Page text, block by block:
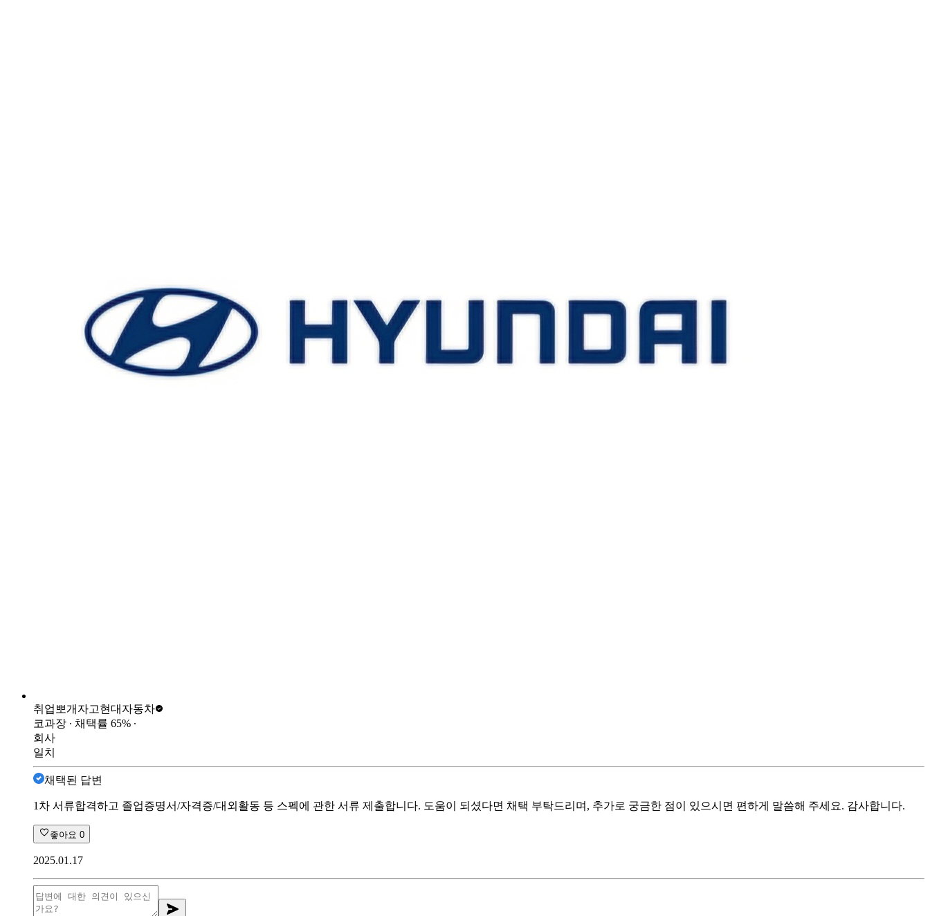
취업뽀개자고현대자동차
코과장 ∙ 채택률 65% ∙
회사
일치
채택된 답변
1차 서류합격하고 졸업증명서/자격증/대외활동 등 스펙에 관한 서류 제출합니다. 도움이 되셨다면 채택 부탁드리며, 추가로 궁금한 점이 있으시면 편하게 말씀해 주세요. 감사합니다.
좋아요 0
2025.01.17